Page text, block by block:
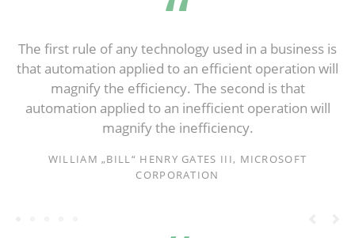
The first rule of any technology used in a business is
that automation applied to an efficient operation will
magnify the efficiency. The second is that
automation applied to an inefficient operation will
magnify the inefficiency.
WILLIAM „BILL“ HENRY GATES III, MICROSOFT
CORPORATION